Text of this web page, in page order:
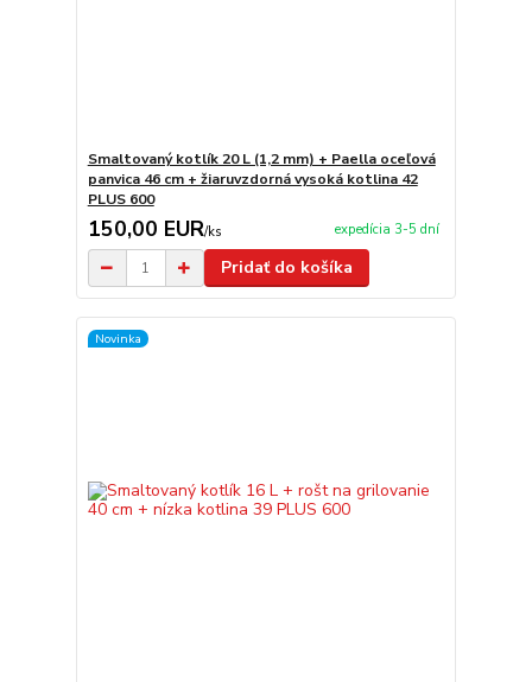
Smaltovaný kotlík 20 L (1,2 mm) + Paella oceľová
panvica 46 cm + žiaruvzdorná vysoká kotlina 42
PLUS 600
150,00 EUR/ks expedícia 3-5 dní
Pridať do košíka
Novinka